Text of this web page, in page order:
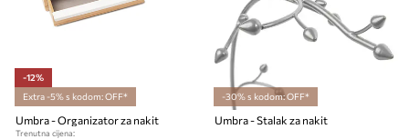
-12%
Extra -5% s kodom: OFF*
Umbra - Organizator za nakit
Trenutna cijena:
-30% s kodom: OFF*
Umbra - Stalak za nakit